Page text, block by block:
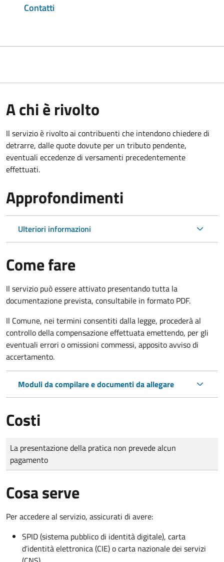
Contatti
A chi è rivolto
Il servizio è rivolto ai contribuenti che intendono chiedere di
detrarre, dalle quote dovute per un tributo pendente,
eventuali eccedenze di versamenti precedentemente
effettuati.
Approfondimenti
Ulteriori informazioni
Come fare
Il servizio può essere attivato presentando tutta la
documentazione prevista, consultabile in formato PDF.
Il Comune, nei termini consentiti dalla legge, procederà al
controllo della compensazione effettuata emettendo, per gli
eventuali errori o omissioni commessi, apposito avviso di
accertamento.
Moduli da compilare e documenti da allegare
Costi
Tipo di pagamento
Importo
La presentazione della pratica non prevede alcun
pagamento
Cosa serve
Per accedere al servizio, assicurati di avere:
SPID (sistema pubblico di identità digitale), carta
d’identità elettronica (CIE) o carta nazionale dei servizi